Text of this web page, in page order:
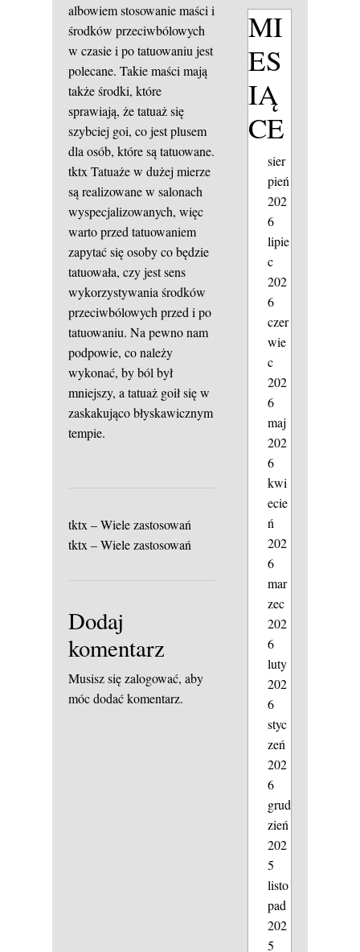
albowiem stosowanie maści i
środków przeciwbólowych
w czasie i po tatuowaniu jest
polecane. Takie maści mają
także środki, które
sprawiają, że tatuaż się
szybciej goi, co jest plusem
dla osób, które są tatuowane.
tktx Tatuaże w dużej mierze
są realizowane w salonach
wyspecjalizowanych, więc
warto przed tatuowaniem
zapytać się osoby co będzie
tatuowała, czy jest sens
wykorzystywania środków
przeciwbólowych przed i po
tatuowaniu. Na pewno nam
podpowie, co należy
wykonać, by ból był
mniejszy, a tatuaż goił się w
zaskakująco błyskawicznym
tempie.
tktx – Wiele zastosowań
tktx – Wiele zastosowań
Dodaj
komentarz
Musisz sięzalogować, aby
móc dodać komentarz.
MI
ES
IĄ
CE
sier
pień
202
6
lipie
c
202
6
czer
wie
c
202
6
maj
202
6
kwi
ecie
ń
202
6
mar
zec
202
6
luty
202
6
styc
zeń
202
6
grud
zień
202
5
listo
pad
202
5